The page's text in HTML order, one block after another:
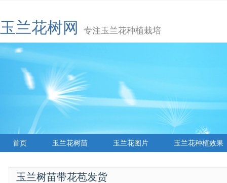
玉兰花树网 专注玉兰花种植栽培
首页 玉兰花树苗 玉兰花图片 玉兰花种植效果
玉兰树苗带花苞发货